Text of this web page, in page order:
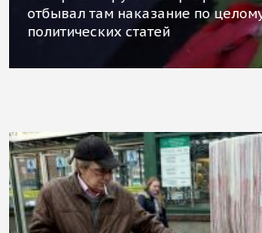
отбывал там наказание по
политических статей